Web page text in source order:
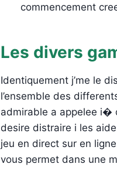
commencement
Les divers
Identiquement j’me le
l’ensemble des
admirable a appelee i�
desire distraire i les
jeu en direct sur en
vous permet dans une